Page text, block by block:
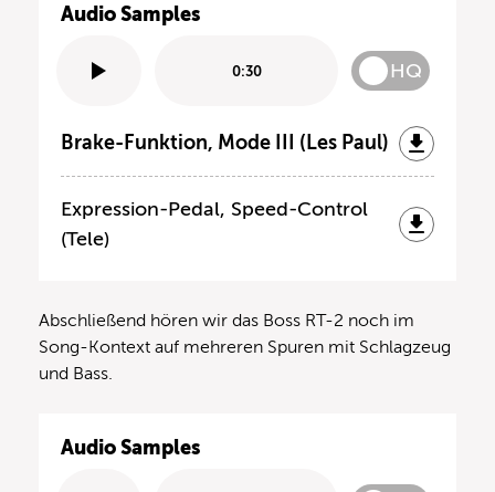
Audio Samples
0:30 HQ
Brake-Funktion, Mode III (Les Paul)
Expression-Pedal, Speed-Control
(Tele)
Abschließend hören wir das Boss RT-2 noch im
Song-Kontext auf mehreren Spuren mit Schlagzeug
und Bass.
Audio Samples